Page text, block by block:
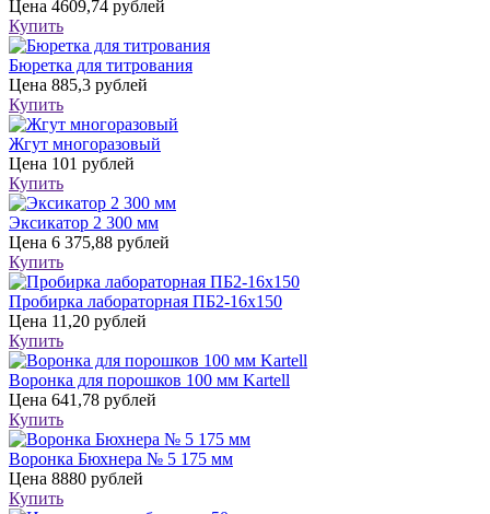
Цена 4609,74 рублей
Купить
Бюретка для титрования
Цена 885,3 рублей
Купить
Жгут многоразовый
Цена 101 рублей
Купить
Эксикатор 2 300 мм
Цена 6 375,88 рублей
Купить
Пробирка лабораторная ПБ2-16х150
Цена 11,20 рублей
Купить
Воронка для порошков 100 мм Kartell
Цена 641,78 рублей
Купить
Воронка Бюхнера № 5 175 мм
Цена 8880 рублей
Купить